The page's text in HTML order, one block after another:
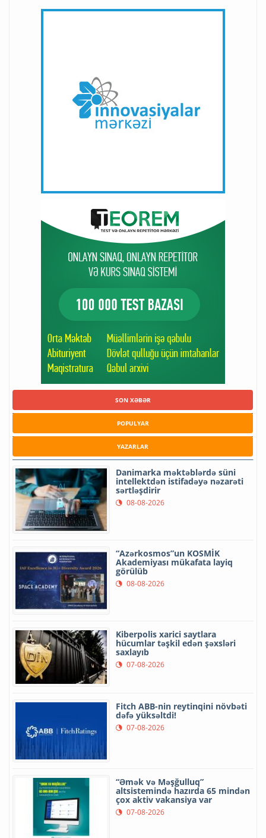
SON XƏBƏR
POPULYAR
YAZARLAR
Danimarka məktəblərdə süni
intellektdən istifadəyə nəzarəti
sərtləşdirir
08-08-2026
“Azərkosmos”un KOSMİK
Akademiyası mükafata layiq
görülüb
08-08-2026
Kiberpolis xarici saytlara
hücumlar təşkil edən şəxsləri
saxlayıb
07-08-2026
Fitch ABB-nin reytinqini növbəti
dəfə yüksəltdi!
07-08-2026
“Əmək və Məşğulluq”
altsistemində hazırda 65 mindən
çox aktiv vakansiya var
07-08-2026